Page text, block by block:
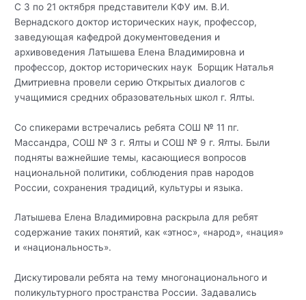
С 3 по 21 октября представители КФУ им. В.И.
Вернадского доктор исторических наук, профессор,
заведующая кафедрой документоведения и
архивоведения Латышева Елена Владимировна и
профессор, доктор исторических наук Борщик Наталья
Дмитриевна провели серию Открытых диалогов с
учащимися средних образовательных школ г. Ялты.
Со спикерами встречались ребята СОШ № 11 пг.
Массандра, СОШ № 3 г. Ялты и СОШ № 9 г. Ялты. Были
подняты важнейшие темы, касающиеся вопросов
национальной политики, соблюдения прав народов
России, сохранения традиций, культуры и языка.
Латышева Елена Владимировна раскрыла для ребят
содержание таких понятий, как «этнос», «народ», «нация»
и «национальность».
Дискутировали ребята на тему многонационального и
поликультурного пространства России. Задавались